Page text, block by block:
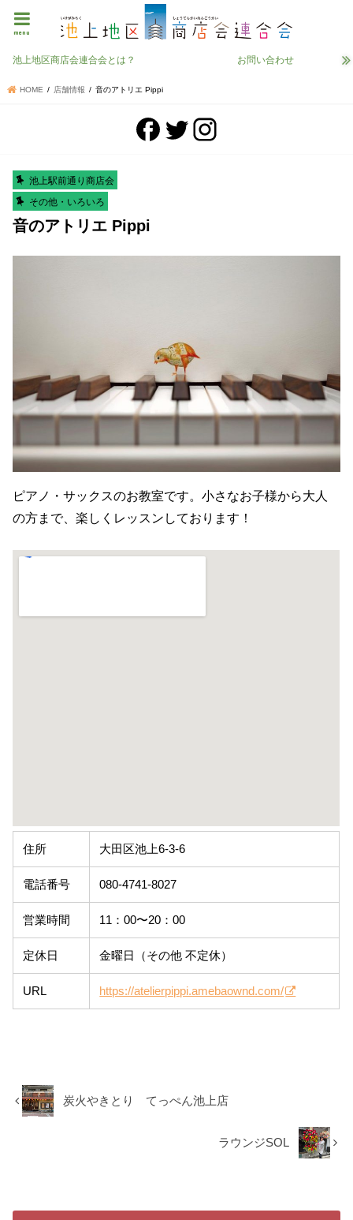
menu
池上地区商店会連合会とは？ お問い合わせ
HOME 店舗情報 音のアトリエ Pippi
池上駅前通り商店会
その他・いろいろ
音のアトリエ Pippi
ピアノ・サックスのお教室です。小さなお子様から大人
の方まで、楽しくレッスンしております！
住所 大田区池上6-3-6
電話番号 080-4741-8027
営業時間 11：00〜20：00
定休日 金曜日（その他 不定休）
URL https://atelierpippi.amebaownd.com/
炭火やきとり てっぺん池上店
ラウンジSOL